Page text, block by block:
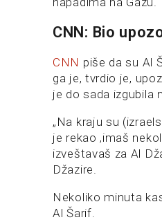
CNN: Bio
CNN piše da su Al
ga je, tvrdio je,
je do sada izgubila
„Na kraju su
je rekao ‚imaš
izveštavaš za Al
Džazire.
Nekoliko minuta
Al Šarif.